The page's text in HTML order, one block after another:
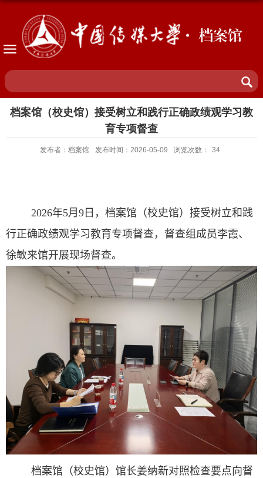
· 档案馆
档案馆（校史馆）接受树立和践行正确政绩观学习教
育专项督查
发布者：档案馆 发布时间：2026-05-09 浏览次数： 34
2026年5月 9日，档案馆（校史馆）接受树立和践
行正确政绩观学习教育专项督查，督查组成员李霞、
徐敏来馆开展现场督查。
档案馆（校史馆）馆长姜纳新对照检查要点向督